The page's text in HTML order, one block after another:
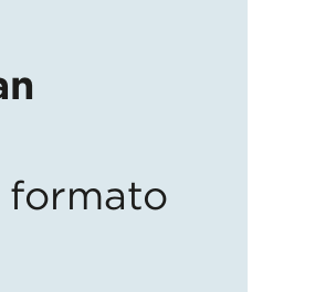
formato